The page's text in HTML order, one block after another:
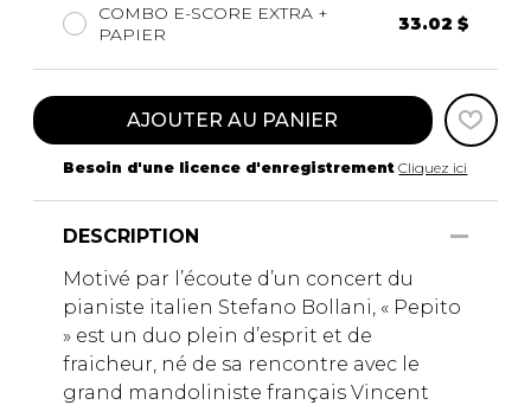
COMBO E-SCORE EXTRA +
PAPIER
33.02 $
AJOUTER AU PANIER
Besoin d'une licence d'enregistrement Cliquez ici
DESCRIPTION
Motivé par l’écoute d’un concert du
pianiste italien Stefano Bollani, « Pepito
» est un duo plein d’esprit et de
fraicheur, né de sa rencontre avec le
grand mandoliniste français Vincent